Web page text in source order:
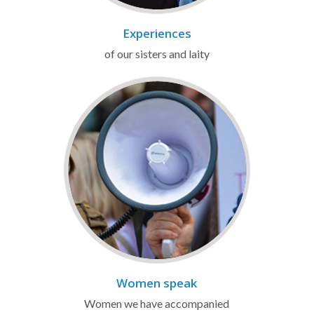
Experiences
of our sisters and laity
Women speak
Women we have accompanied